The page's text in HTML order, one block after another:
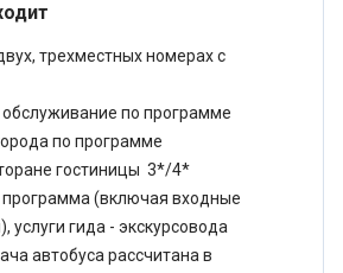
трехместных номерах с
обслуживание по программе
по программе
гостиницы 3*/4*
программа (включая входные
услуги гида - экскурсовода
автобуса рассчитана в